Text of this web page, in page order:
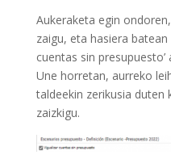
Aukeraketa egin
zaigu, eta hasiera batean
cuentas sin
Une horretan, aurreko
taldeekin zerikusia duten
zaizkigu.